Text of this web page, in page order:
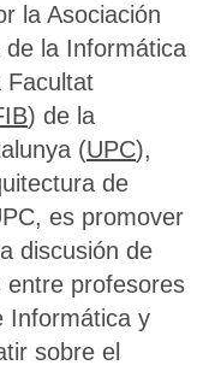
la Asociación
la Informática
Facultat
) de la
(UPC),
de
es promover
discusión de
entre profesores
Informática y
sobre el